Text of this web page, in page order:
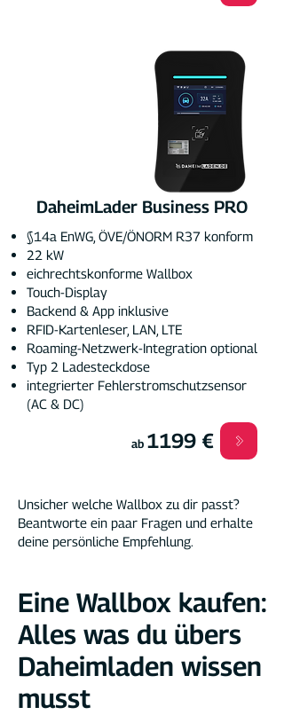
DaheimLader Business PRO
§14a EnWG, ÖVE/ÖNORM R37 konform
22 kW
eichrechtskonforme Wallbox
Touch-Display
Backend & App inklusive
RFID-Kartenleser, LAN, LTE
Roaming-Netzwerk-Integration optional
Typ 2 Ladesteckdose
integrierter Fehlerstromschutzsensor
(AC & DC)
ab 1199 €
Unsicher welche Wallbox zu dir passt?
Beantworte ein paar Fragen und erhalte
deine persönliche Empfehlung.
Eine Wallbox kaufen:
Alles was du übers
Daheimladen wissen
musst